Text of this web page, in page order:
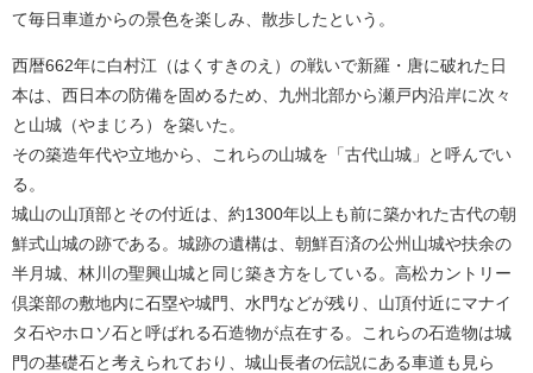
て毎日車道からの景色を楽しみ、散歩したという。
西暦662年に白村江（はくすきのえ）の戦いで新羅・唐に破れた日
本は、西日本の防備を固めるため、九州北部から瀬戸内沿岸に次々
と山城（やまじろ）を築いた。
その築造年代や立地から、これらの山城を「古代山城」と呼んでい
る。
城山の山頂部とその付近は、約1300年以上も前に築かれた古代の朝
鮮式山城の跡である。城跡の遺構は、朝鮮百済の公州山城や扶余の
半月城、林川の聖興山城と同じ築き方をしている。高松カントリー
倶楽部の敷地内に石塁や城門、水門などが残り、山頂付近にマナイ
タ石やホロソ石と呼ばれる石造物が点在する。これらの石造物は城
門の基礎石と考えられており、城山長者の伝説にある車道も見ら